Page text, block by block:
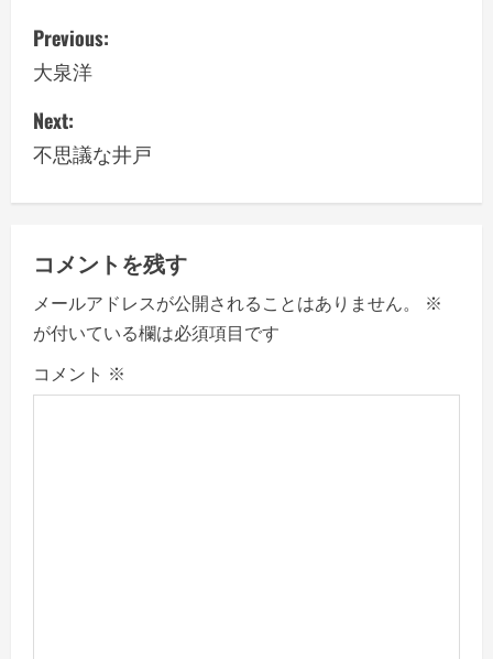
P
o
s
t
n
a
v
i
g
Previous:
大泉洋
Next:
不思議な井戸
コメントを残す
メールアドレスが公開されることはありません。
※
が付いている欄は必須項目です
コメント ※